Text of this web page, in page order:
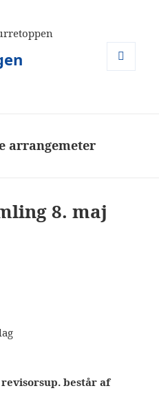
arrangemeter
8. maj
består af